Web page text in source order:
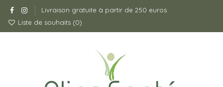
Livraison gratuite à partir de 250 euros
Liste de souhaits (0)